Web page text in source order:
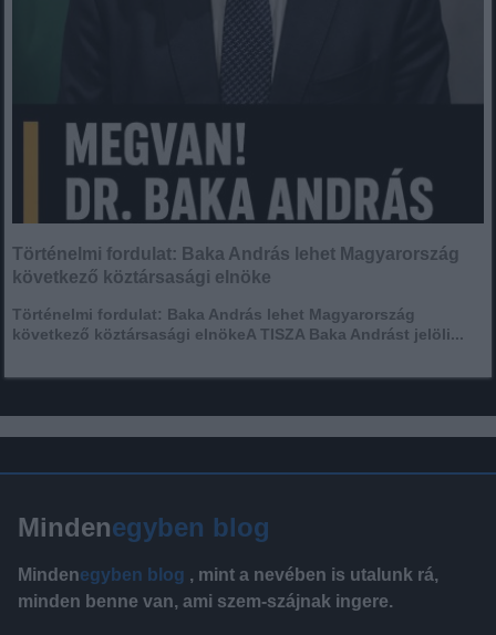
Történelmi fordulat: Baka András lehet Magyarország
következő köztársasági elnöke
Történelmi fordulat: Baka András lehet Magyarország
következő köztársasági elnökeA TISZA Baka Andrást jelöli...
Mindenegyben blog
Mindenegyben blog , mint a nevében is utalunk rá,
minden benne van, ami szem-szájnak ingere.